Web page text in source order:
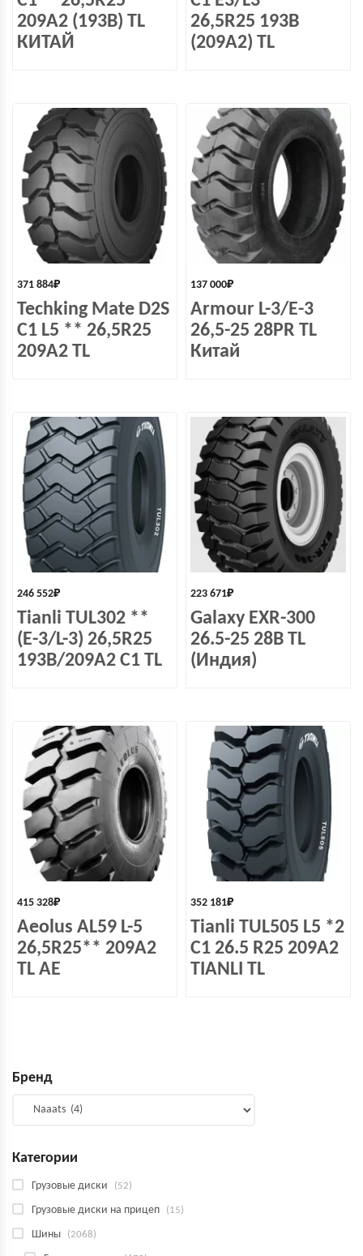
209A2 (193B) TL
КИТАЙ
26,5R25 193B
(209A2) TL
371 884₽
Techking Mate D2S
C1 L5 ** 26,5R25
209A2 TL
137 000₽
Armour L-3/E-3
26,5-25 28PR TL
Китай
246 552₽
Tianli TUL302 **
(E-3/L-3) 26,5R25
193В/209А2 C1 TL
223 671₽
Galaxy EXR-300
26.5-25 28B TL
(Индия)
415 328₽
Aeolus AL59 L-5
26,5R25** 209A2
TL AE
352 181₽
Tianli TUL505 L5 *2
C1 26.5 R25 209A2
TIANLI TL
Бренд
Категории
Грузовые диски (52)
Грузовые диски на прицеп (15)
Шины (2068)